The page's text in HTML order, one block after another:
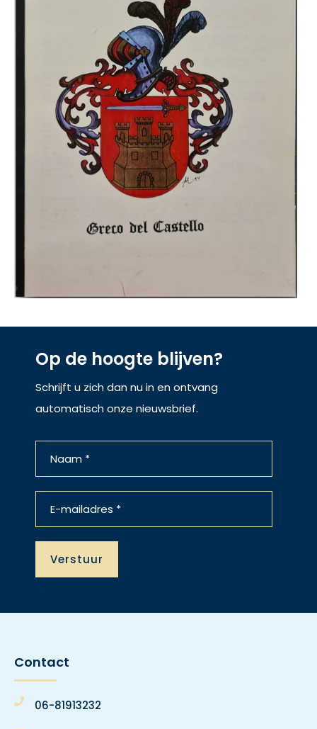
Op de hoogte blijven?
Schrijft u zich dan nu in en ontvang
automatisch onze nieuwsbrief.
Contact
06-81913232